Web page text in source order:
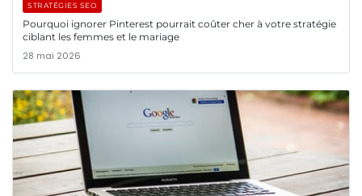
STRATÉGIES SEO
Pourquoi ignorer Pinterest pourrait coûter cher à votre stratégie
ciblant les femmes et le mariage
28 mai 2026